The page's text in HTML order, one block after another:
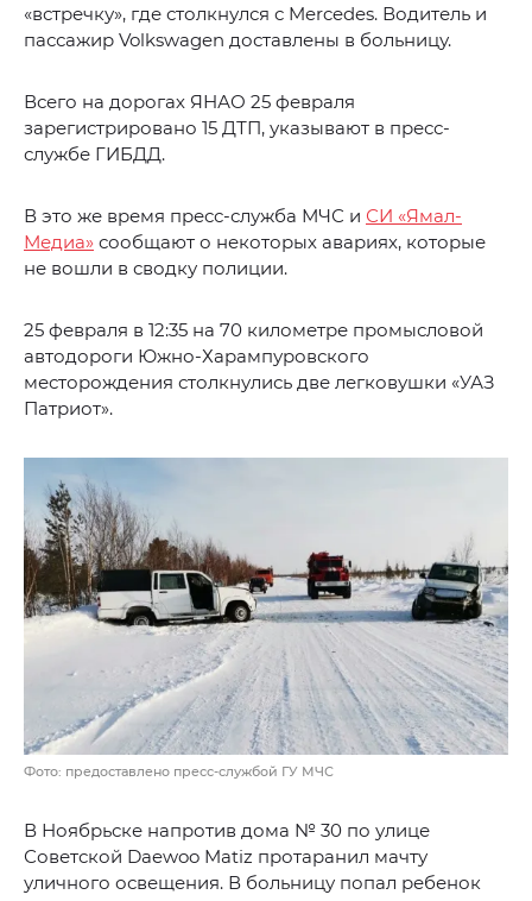
«встречку», где столкнулся с Mercedes. Водитель и
пассажир Volkswagen доставлены в больницу.
Всего на дорогах ЯНАО 25 февраля
зарегистрировано 15 ДТП, указывают в пресс-
службе ГИБДД.
В это же время пресс-служба МЧС и СИ «Ямал-
Медиа» сообщают о некоторых авариях, которые
не вошли в сводку полиции.
25 февраля в 12:35 на 70 километре промысловой
автодороги Южно-Харампуровского
месторождения столкнулись две легковушки «УАЗ
Патриот».
Фото: предоставлено пресс-службой ГУ МЧС
В Ноябрьске напротив дома № 30 по улице
Советской Daewoo Matiz протаранил мачту
уличного освещения. В больницу попал ребенок